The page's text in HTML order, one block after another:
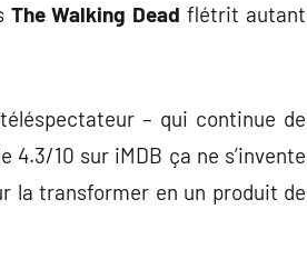
The Walking Dead flétrit autant
– qui continue de
10 sur iMDB ça ne s’invente
la transformer en un produit de